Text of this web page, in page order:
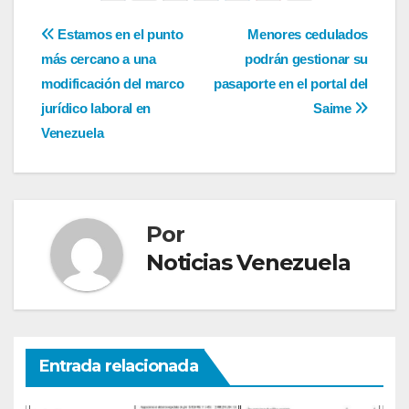
Navegación
de
entradas
Menores cedulados
podrán gestionar su
pasaporte en el portal del
Saime
Estamos en el punto
más cercano a una
modificación del marco
jurídico laboral en
Venezuela
Por
Noticias Venezuela
Entrada relacionada